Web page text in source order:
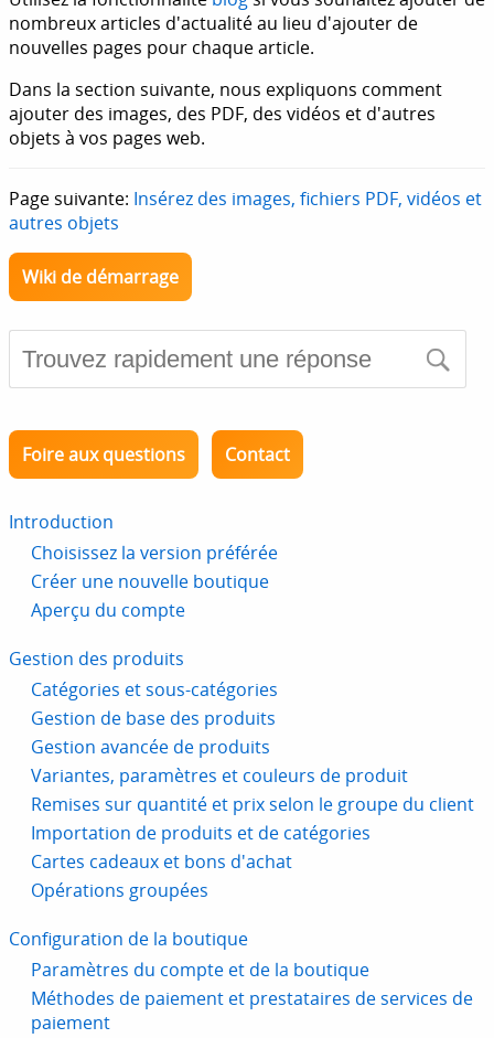
nombreux articles d'actualité au lieu d'ajouter de
nouvelles pages pour chaque article.
Dans la section suivante, nous expliquons comment
ajouter des images, des PDF, des vidéos et d'autres
objets à vos pages web.
Page suivante: Insérez des images, fichiers PDF, vidéos et
autres objets
Wiki de démarrage
Foire aux questions Contact
Introduction
Choisissez la version préférée
Créer une nouvelle boutique
Aperçu du compte
Gestion des produits
Catégories et sous-catégories
Gestion de base des produits
Gestion avancée de produits
Variantes, paramètres et couleurs de produit
Remises sur quantité et prix selon le groupe du client
Importation de produits et de catégories
Cartes cadeaux et bons d'achat
Opérations groupées
Configuration de la boutique
Paramètres du compte et de la boutique
Méthodes de paiement et prestataires de services de
paiement